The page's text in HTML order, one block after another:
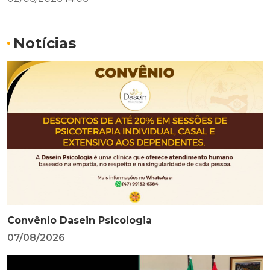
Notícias
Convênio Dasein Psicologia
07/08/2026